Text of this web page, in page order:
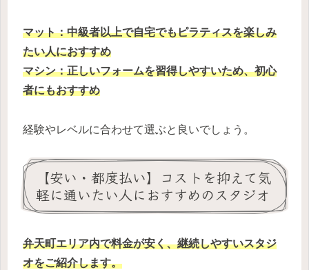
マット：中級者以上で自宅でもピラティスを楽しみ
たい人におすすめ
マシン：正しいフォームを習得しやすいため、初心
者にもおすすめ
経験やレベルに合わせて選ぶと良いでしょう。
【安い・都度払い】コストを抑えて気
軽に通いたい人におすすめのスタジオ
弁天町エリア内で料金が安く、継続しやすいスタジ
オをご紹介します。